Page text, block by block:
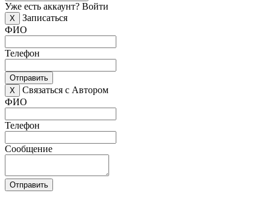
Уже есть аккаунт? Войти
X
Записаться
ФИО
Телефон
Отправить
X
Связаться с Автором
ФИО
Телефон
Сообщение
Отправить